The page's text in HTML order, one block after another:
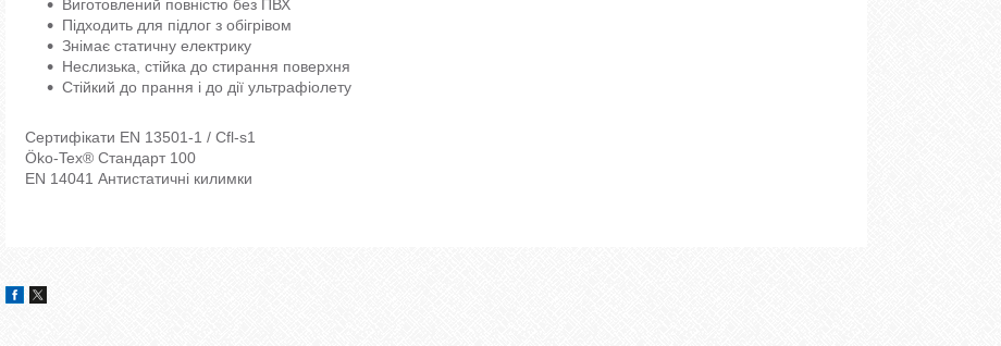
Виготовлений повністю без ПВХ
Підходить для підлог з обігрівом
Знімає статичну електрику
Неслизька, стійка до стирання поверхня
Стійкий до прання і до дії ультрафіолету
Сертифікати EN 13501-1 / Cfl-s1
Öko-Tex® Стандарт 100
EN 14041 Антистатичні килимки